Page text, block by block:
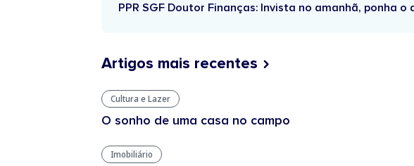
PPR SGF Doutor Finanças: Invista no amanhã, ponha
Artigos mais recentes
Cultura e Lazer
O sonho de uma casa no campo
Imobiliário